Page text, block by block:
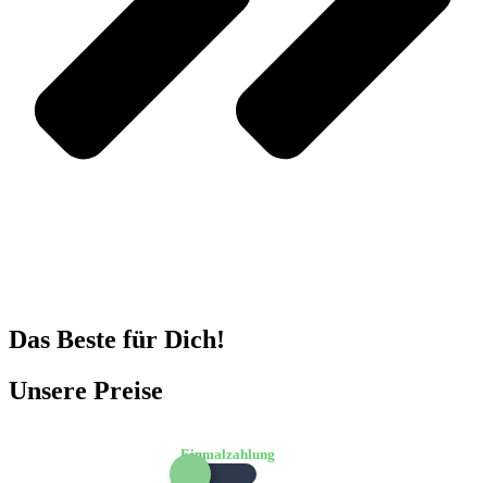
Das Beste für Dich!
Unsere Preise
Einmalzahlung